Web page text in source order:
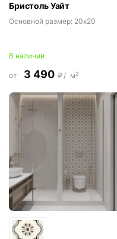
Бристоль Уайт
Основной размер: 20x20
В наличии
от 3 490 ₽/ м2